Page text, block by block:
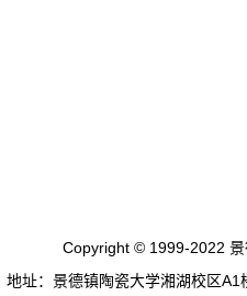
Copyright © 1999-2022
地址：景德镇陶瓷大学湘湖校区